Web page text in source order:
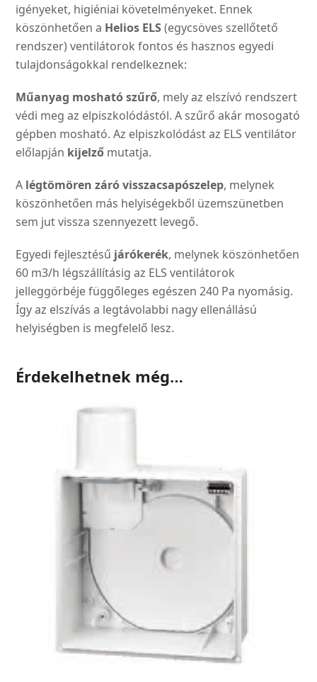
igényeket, higiéniai követelményeket. Ennek
köszönhetően a Helios ELS (egycsöves szellőtető
rendszer) ventilátorok fontos és hasznos egyedi
tulajdonságokkal rendelkeznek:
Műanyag mosható szűrő, mely az elszívó rendszert
védi meg az elpiszkolódástól. A szűrő akár mosogató
gépben mosható. Az elpiszkolódást az ELS ventilátor
előlapján kijelző mutatja.
A légtömören záró visszacsapószelep, melynek
köszönhetően más helyiségekből üzemszünetben
sem jut vissza szennyezett levegő.
Egyedi fejlesztésű járókerék, melynek köszönhetően
60 m3/h légszállításig az ELS ventilátorok
jelleggörbéje függőleges egészen 240 Pa nyomásig.
Így az elszívás a legtávolabbi nagy ellenállású
helyiségben is megfelelő lesz.
Érdekelhetnek még…